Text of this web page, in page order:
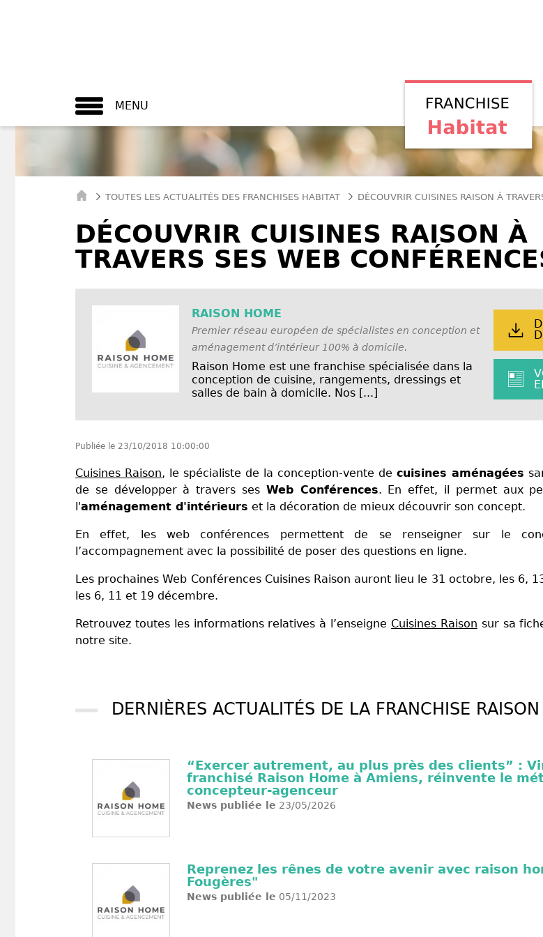
MENU
TOUTES LES ACTUALITÉS DES FRANCHISES HABITAT DÉCOUVRIR CUISINES RAISON À
DÉCOUVRIR CUISINES RAISON À
TRAVERS SES WEB
RAISON HOME
Premier réseau européen de spécialistes en conception et
aménagement d’intérieur 100% à domicile.
Raison Home est une franchise spécialisée dans la
conception de cuisine, rangements, dressings et
salles de bain à domicile. Nos [...]
Publiée le 23/10/2018 10:00:00
Cuisines Raison, le spécialiste de la conception-vente de cuisines aménagées
de se développer à travers ses Web Conférences. En effet, il permet aux
l'aménagement d'intérieurs et la décoration de mieux découvrir son concept.
En effet, les web conférences permettent de se renseigner sur le
l’accompagnement avec la possibilité de poser des questions en ligne.
Les prochaines Web Conférences Cuisines Raison auront lieu le 31 octobre, les 6,
les 6, 11 et 19 décembre.
Retrouvez toutes les informations relatives à l’enseigne Cuisines Raison sur sa
notre site.
DERNIÈRES ACTUALITÉS DE LA FRANCHISE
“Exercer autrement, au plus près des clients” :
franchisé Raison Home à Amiens, réinvente le
concepteur-agenceur
News publiée le 23/05/2026
Reprenez les rênes de votre avenir avec raison
Fougères"
News publiée le 05/11/2023